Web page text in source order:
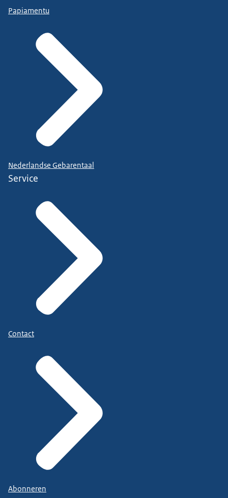
Papiamentu
Nederlandse Gebarentaal
Service
Contact
Abonneren